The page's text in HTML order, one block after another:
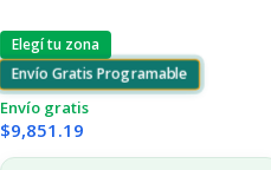
Elegí tu zona
Envío Gratis Programable
Envío gratis
$9,851.19